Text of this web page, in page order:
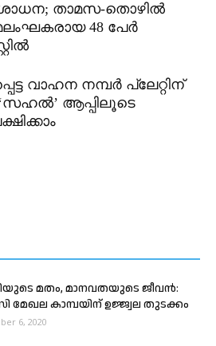
താമസ-തൊഴിൽ
48 പേർ
വാഹന നമ്പർ പ്ലേറ്റിന്
ആപ്പിലൂടെ
മതം, മാനവതയുടെ ജീവൻ:
മേഖല കാമ്പയിന് ഉജ്ജ്വല തുടക്കം
6, 2020